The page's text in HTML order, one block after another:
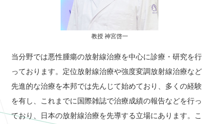
教授 神宮啓一
当分野では悪性腫瘍の放射線治療を中心に診療・研究を行
っております。定位放射線治療や強度変調放射線治療など
先進的な治療を本邦では先んじて始めており、多くの経験
を有し、これまでに国際雑誌で治療成績の報告などを行っ
ており、日本の放射線治療を先導する立場にあります。こ